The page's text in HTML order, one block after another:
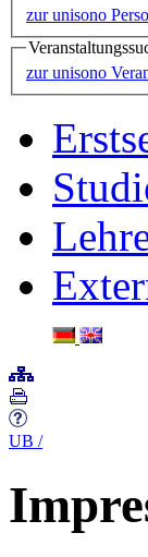
zur unisono
zur unisono
UB /